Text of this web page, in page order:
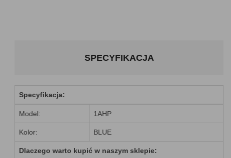
SPECYFIKACJA
Specyfikacja:
Model: 1AHP
Kolor: BLUE
Dlaczego warto kupić w naszym sklepie: